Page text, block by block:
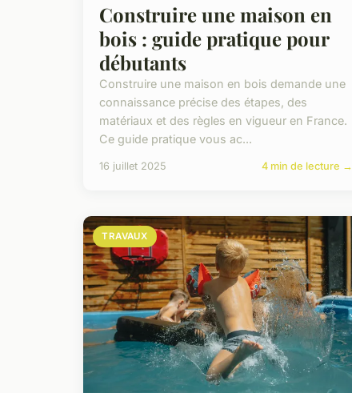
Construire une maison en
bois : guide pratique pour
débutants
Construire une maison en bois demande une
connaissance précise des étapes, des
matériaux et des règles en vigueur en France.
Ce guide pratique vous ac...
16 juillet 2025 4 min de lecture →
TRAVAUX